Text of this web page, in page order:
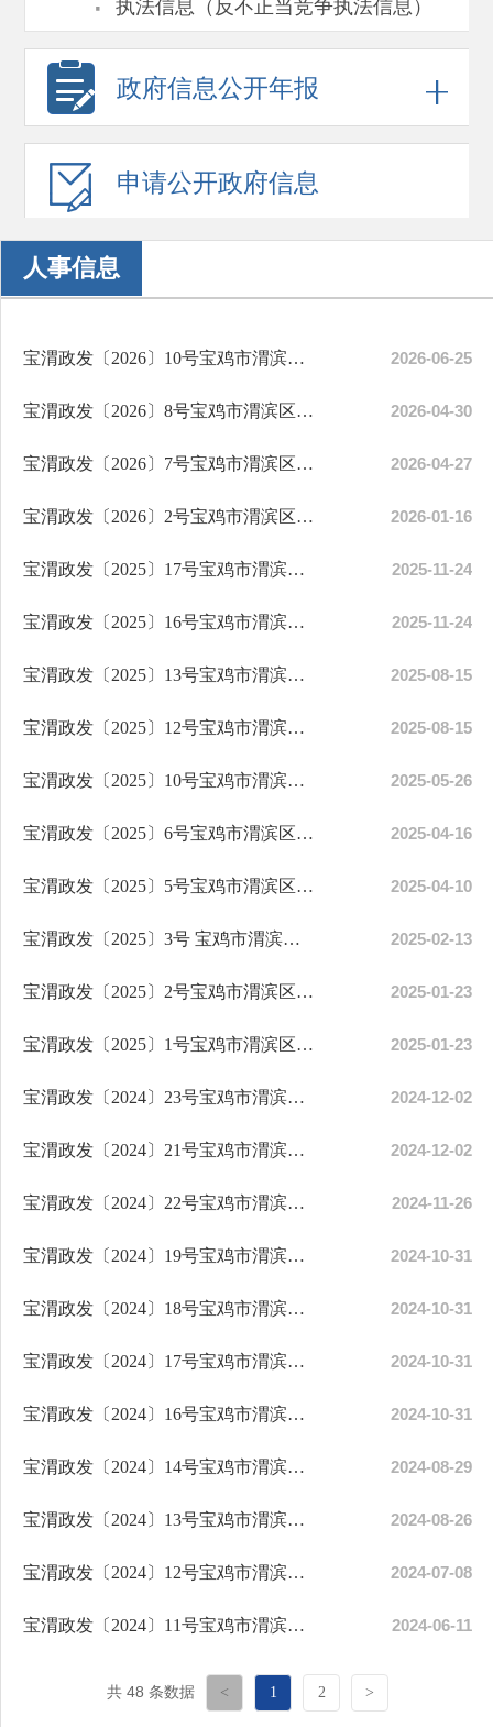
执法信息（反不正当竞争执法信息）
政府信息公开年报
申请公开政府信息
人事信息
宝渭政发〔2026〕10号宝鸡市渭滨区人民政府关于张刚刚等同志任免职的通知 2026-06-25
宝渭政发〔2026〕8号宝鸡市渭滨区人民政府关于李卫强同志任免职的通知 2026-04-30
宝渭政发〔2026〕7号宝鸡市渭滨区人民政府关于王恩旭等同志任免职的通知 2026-04-27
宝渭政发〔2026〕2号宝鸡市渭滨区人民政府关于袁晓文等同志任免职的通知 2026-01-16
宝渭政发〔2025〕17号宝鸡市渭滨区人民政府关于杨丽萍等同志试用期满正式任职的通知 2025-11-24
宝渭政发〔2025〕16号宝鸡市渭滨区人民政府关于王静等同志任免职的通知 2025-11-24
宝渭政发〔2025〕13号宝鸡市渭滨区人民政府关于李永亭等同志任免职的通知 2025-08-15
宝渭政发〔2025〕12号宝鸡市渭滨区人民政府关于赵碧琼等同志试用期满正式任职的通知 2025-08-15
宝渭政发〔2025〕10号宝鸡市渭滨区人民政府关于刘媛媛等同志试用期满正式任职的通知 2025-05-26
宝渭政发〔2025〕6号宝鸡市渭滨区人民政府关于李建辉等同志任职的通知 2025-04-16
宝渭政发〔2025〕5号宝鸡市渭滨区人民政府关于袁家轩同志任职的通知 2025-04-10
宝渭政发〔2025〕3号 宝鸡市渭滨区人民政府关于倪天云同志任职的通知 2025-02-13
宝渭政发〔2025〕2号宝鸡市渭滨区人民政府关于权文博等同志任免职的通知 2025-01-23
宝渭政发〔2025〕1号宝鸡市渭滨区人民政府关于杨博等同志任免职的通知 2025-01-23
宝渭政发〔2024〕23号宝鸡市渭滨区人民政府关于段斌等同志试用期满正式任职的通知 2024-12-02
宝渭政发〔2024〕21号宝鸡市渭滨区人民政府关于苟晓龙等同志试用期满正式任职的通知 2024-12-02
宝渭政发〔2024〕22号宝鸡市渭滨区人民政府关于弓辉等同志任免职的通知 2024-11-26
宝渭政发〔2024〕19号宝鸡市渭滨区人民政府关于张恒等同志任免职的通知 2024-10-31
宝渭政发〔2024〕18号宝鸡市渭滨区人民政府关于靳新宇等同志任免职的通知 2024-10-31
宝渭政发〔2024〕17号宝鸡市渭滨区人民政府关于张胜利同志任职的通知 2024-10-31
宝渭政发〔2024〕16号宝鸡市渭滨区人民政府关于宋小军等同志任职的通知 2024-10-31
宝渭政发〔2024〕14号宝鸡市渭滨区人民政府关于李建辉等同志任免职的通知 2024-08-29
宝渭政发〔2024〕13号宝鸡市渭滨区人民政府关于杜向萍免职的通知 2024-08-26
宝渭政发〔2024〕12号宝鸡市渭滨区人民政府关于马新华同志免职的通知 2024-07-08
宝渭政发〔2024〕11号宝鸡市渭滨区人民政府关于曹宏军等同志任免职的通知 2024-06-11
共 48 条数据 < 1 2 >